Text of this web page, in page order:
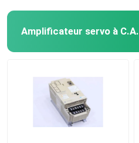
Amplificateur servo à C.A.